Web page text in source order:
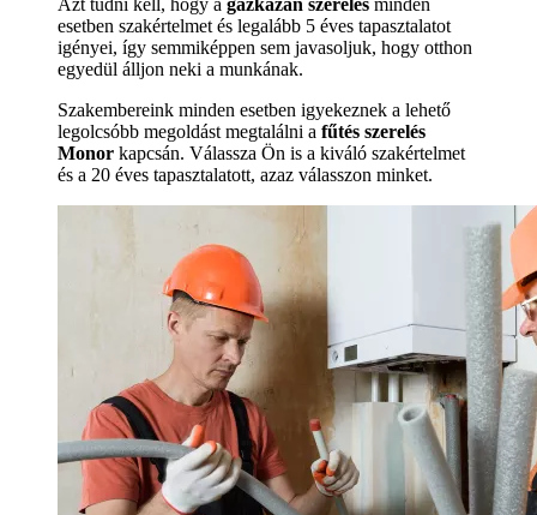
Azt tudni kell, hogy a gázkazán szerelés minden
esetben szakértelmet és legalább 5 éves tapasztalatot
igényei, így semmiképpen sem javasoljuk, hogy otthon
egyedül álljon neki a munkának.
Szakembereink minden esetben igyekeznek a lehető
legolcsóbb megoldást megtalálni a fűtés szerelés
Monor kapcsán. Válassza Ön is a kiváló szakértelmet
és a 20 éves tapasztalatott, azaz válasszon minket.